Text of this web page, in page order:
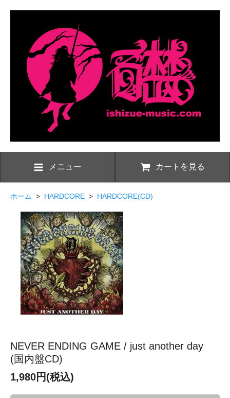
メニュー カートを見る
ホーム > HARDCORE > HARDCORE(CD)
NEVER ENDING GAME / just another day
(国内盤CD)
1,980円(税込)